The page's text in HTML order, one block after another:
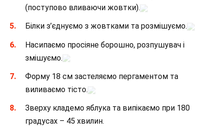
(поступово вливаючи жовтки).
Білки з’єднуємо з жовтками та розмішуємо.
Насипаємо просіяне борошно, розпушувач і
змішуємо.
Форму 18 см застеляємо пергаментом та
виливаємо тісто.
Зверху кладемо яблука та випікаємо при 180
градусах – 45 хвилин.